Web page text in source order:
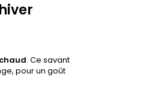
. Ce savant
pour un goût